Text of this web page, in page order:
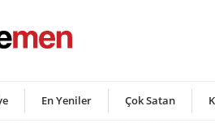
En Yeniler Çok Satan